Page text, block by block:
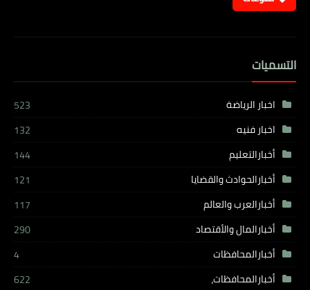
التسميات
اخبار الرياضة
523
اخبار فنيه
132
أخبارالتعليم
144
أخبارالحوادث والقضايا
121
أخبارالعرب والعالم
117
أخبارالمال والأقتصاد
290
أخبارالمحافظات
4
أخبارالمحافظات،
622